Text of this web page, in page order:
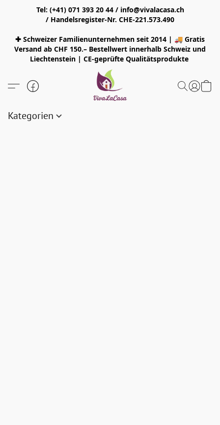
Tel: (+41) 071 393 20 44 / info@vivalacasa.ch
/ Handelsregister-Nr. CHE-221.573.490
✚ Schweizer Familienunternehmen seit 2014 | 🚚 Gratis
Versand ab CHF 150.– Bestellwert innerhalb Schweiz und
Liechtenstein | CE-geprüfte Qualitätsprodukte
Kategorien